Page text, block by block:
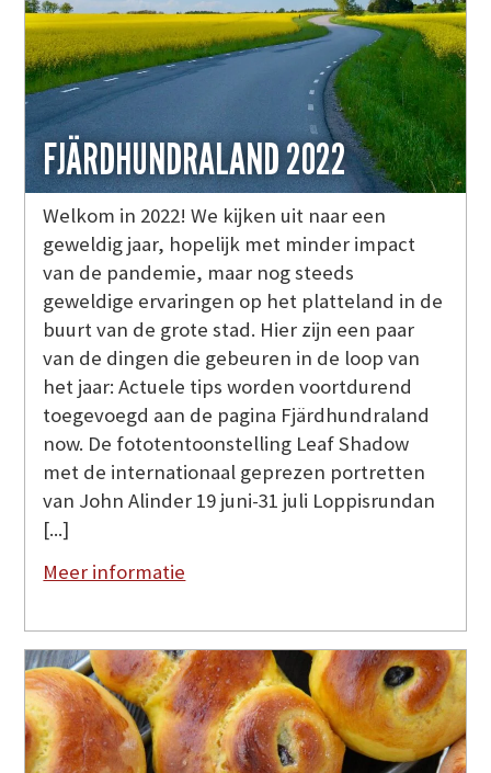
FJÄRDHUNDRALAND 2022
Welkom in 2022! We kijken uit naar een
geweldig jaar, hopelijk met minder impact
van de pandemie, maar nog steeds
geweldige ervaringen op het platteland in de
buurt van de grote stad. Hier zijn een paar
van de dingen die gebeuren in de loop van
het jaar: Actuele tips worden voortdurend
toegevoegd aan de pagina Fjärdhundraland
now. De fototentoonstelling Leaf Shadow
met de internationaal geprezen portretten
van John Alinder 19 juni-31 juli Loppisrundan
[...]
Meer informatie